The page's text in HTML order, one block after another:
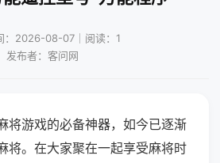
：2026-08-07｜阅读：1
发布者：客问网
将游戏的必备神器，如今已逐渐
将。在大家聚在一起享受麻将时